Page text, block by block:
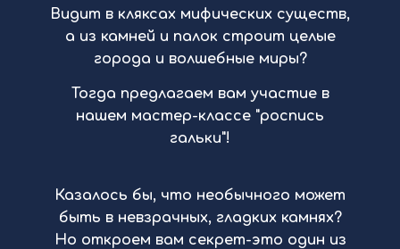
Видит в кляксах мифических существ,
а из камней и палок строит целые
города и волшебные миры?
Тогда предлагаем вам участие в
нашем мастер-классе "роспись
гальки"!
Казалось бы, что необычного может
быть в невзрачных, гладких камнях?
Но откроем вам секрет-это один из